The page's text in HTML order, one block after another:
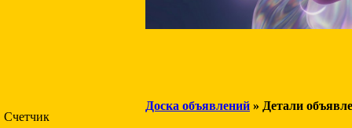
Счетчик
Доска объявлений » Детали